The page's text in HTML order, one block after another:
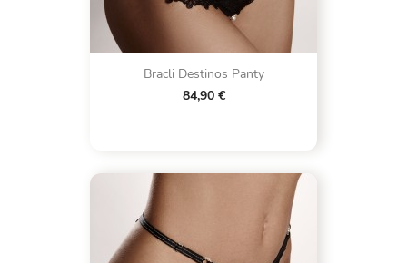
Bracli Destinos Panty
84,90 €